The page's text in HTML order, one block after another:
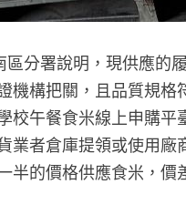
分署說明，現供應的履
機構把關，且品質規格
校午餐食米線上申購
業者倉庫提領或使用
半的價格供應食米，價